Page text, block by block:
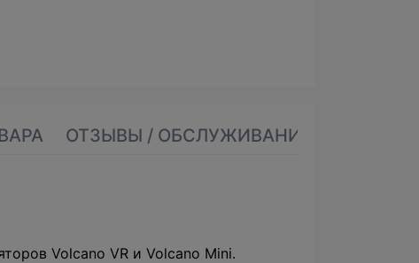
ОТЗЫВЫ / ОБСЛУЖИВАНИЕ
Volcano VR и Volcano Mini.